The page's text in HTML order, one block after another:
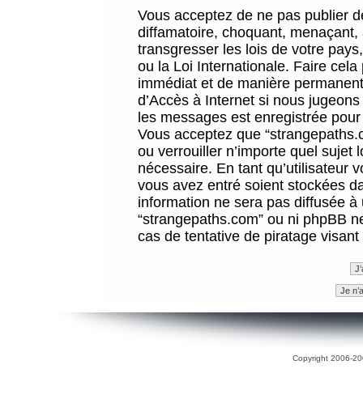
Vous acceptez de ne pas publier
diffamatoire, choquant,
transgresser les lois de votre
ou la Loi Internationale. Faire
immédiat et de manière
d’Accès à Internet si nous
les messages est enregistrée
Vous acceptez que
ou verrouiller n’importe quel sujet
nécessaire. En tant qu’utilisateur
vous avez entré soient stockées
information ne sera pas diffusée
“strangepaths.com” ou ni phpBB
cas de tentative de piratage
Copyright 2006-